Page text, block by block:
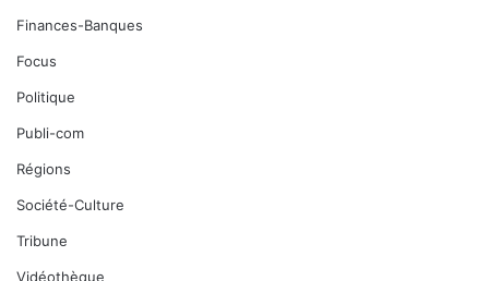
Finances-Banques
Focus
Politique
Publi-com
Régions
Société-Culture
Tribune
Vidéothèque